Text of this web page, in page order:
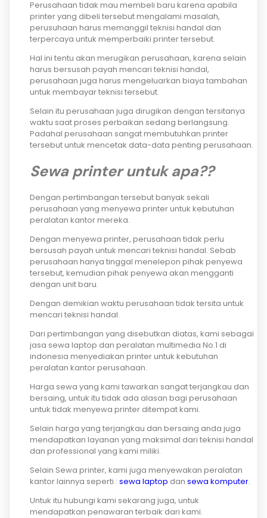
Perusahaan tidak mau membeli baru karena apabila
printer yang dibeli tersebut mengalami masalah,
perusuhaan harus memanggil teknisi handal dan
terpercaya untuk memperbaiki printer tersebut.
Hal ini tentu akan merugikan perusahaan, karena selain
harus bersusah payah mencari teknisi handal,
perusahaan juga harus mengeluarkan biaya tambahan
untuk membayar teknisi tersebut.
Selain itu perusahaan juga dirugikan dengan tersitanya
waktu saat proses perbaikan sedang berlangsung.
Padahal perusahaan sangat membutuhkan printer
tersebut untuk mencetak data-data penting perusahaan.
Sewa printer untuk apa??
Dengan pertimbangan tersebut banyak sekali
perusahaan yang menyewa printer untuk kebutuhan
peralatan kantor mereka.
Dengan menyewa printer, perusahaan tidak perlu
bersusah payah untuk mencari teknisi handal. Sebab
perusahaan hanya tinggal menelepon pihak penyewa
tersebut, kemudian pihak penyewa akan mengganti
dengan unit baru.
Dengan demikian waktu perusahaan tidak tersita untuk
mencari teknisi handal.
Dari pertimbangan yang disebutkan diatas, kami sebagai
jasa sewa laptop dan peralatan multimedia No.1 di
indonesia menyediakan printer untuk kebutuhan
peralatan kantor perusahaan.
Harga sewa yang kami tawarkan sangat terjangkau dan
bersaing, untuk itu tidak ada alasan bagi perusahaan
untuk tidak menyewa printer ditempat kami.
Selain harga yang terjangkau dan bersaing anda juga
mendapatkan layanan yang maksimal dari teknisi handal
dan professional yang kami miliki.
Selain Sewa printer, kami juga menyewakan peralatan
kantor lainnya seperti : sewa laptop dan sewa komputer.
Untuk itu hubungi kami sekarang juga, untuk
mendapatkan penawaran terbaik dari kami.